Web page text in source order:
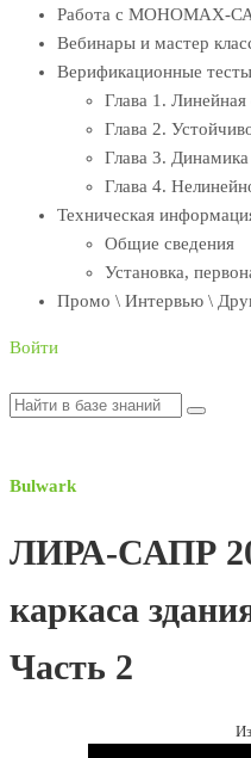
Работа с МОНОМАХ-
Вебинары и мастер
Верификационные тесты
Глава 1. Линейная
Глава 2.
Глава 3. Динамика
Глава 4.
Техническая
Общие сведения
Установка,
Промо \ Интервью \
Войти
Bulwark
ЛИРА-САПР
каркаса
Часть 2